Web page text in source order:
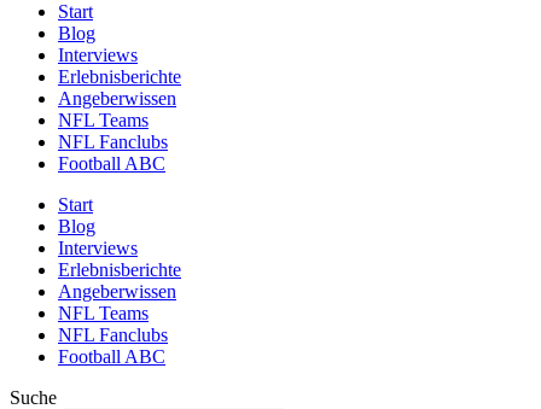
Start
Blog
Interviews
Erlebnisberichte
Angeberwissen
NFL Teams
NFL Fanclubs
Football ABC
Start
Blog
Interviews
Erlebnisberichte
Angeberwissen
NFL Teams
NFL Fanclubs
Football ABC
Suche